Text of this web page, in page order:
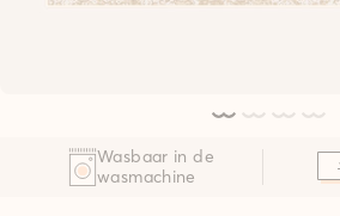
Wasbaar in de
wasmachine